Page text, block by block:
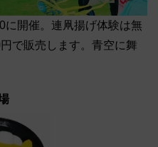
に開催。連凧揚げ体験は無
で販売します。青空に舞